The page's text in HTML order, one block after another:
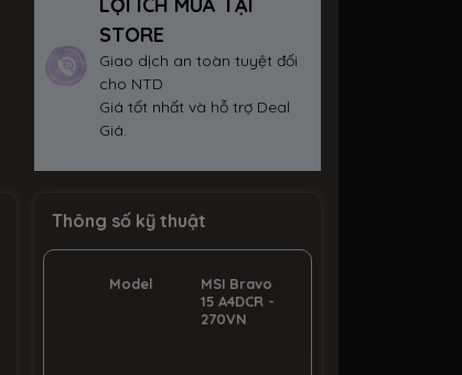
STORE
Giao dịch an toàn tuyệt đối
cho NTD
Giá tốt nhất và hỗ trợ Deal
Giá.
Thông số kỹ thuật
Model
MSI Bravo
15 A4DCR -
270VN